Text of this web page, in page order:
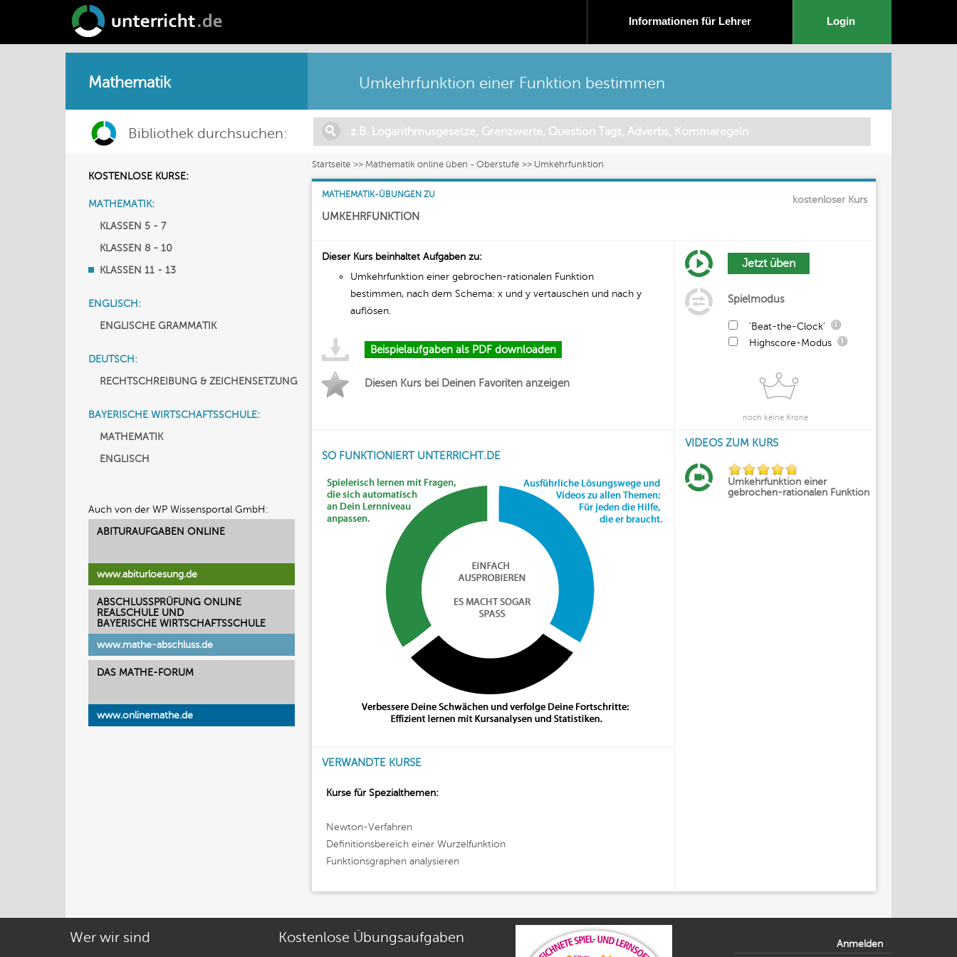
Login
Informationen für Lehrer
Mathematik Umkehrfunktion einer Funktion bestimmen
Bibliothek durchsuchen:
Startseite Mathematik online üben - Oberstufe Umkehrfunktion
MATHEMATIK-ÜBUNGEN ZU
UMKEHRFUNKTION
kostenloser Kurs
Dieser Kurs beinhaltet Aufgaben zu:
Umkehrfunktion einer gebrochen-rationalen Funktion
bestimmen, nach dem Schema: x und y vertauschen und nach y
auflösen.
Beispielaufgaben als PDF downloaden
Diesen Kurs bei Deinen Favoriten anzeigen
Jetzt üben
Spielmodus
'Beat-the-Clock'
Highscore-Modus
noch keine Krone
SO FUNKTIONIERT UNTERRICHT.DE
VERWANDTE KURSE
Kurse für Spezialthemen:
Newton-Verfahren
Definitionsbereich einer Wurzelfunktion
Funktionsgraphen analysieren
VIDEOS ZUM KURS
Umkehrfunktion einer
gebrochen-rationalen Funktion
KOSTENLOSE KURSE:
MATHEMATIK:
KLASSEN 5 - 7
KLASSEN 8 - 10
KLASSEN 11 - 13
ENGLISCH:
ENGLISCHE GRAMMATIK
DEUTSCH:
RECHTSCHREIBUNG & ZEICHENSETZUNG
BAYERISCHE WIRTSCHAFTSSCHULE:
MATHEMATIK
ENGLISCH
Auch von der WP Wissensportal GmbH:
ABITURAUFGABEN ONLINE
www.abiturloesung.de
ABSCHLUSSPRÜFUNG ONLINE
REALSCHULE UND
BAYERISCHE WIRTSCHAFTSSCHULE
www.mathe-abschluss.de
DAS MATHE-FORUM
www.onlinemathe.de
Anmelden
Wer wir sind Kostenlose Übungsaufgaben